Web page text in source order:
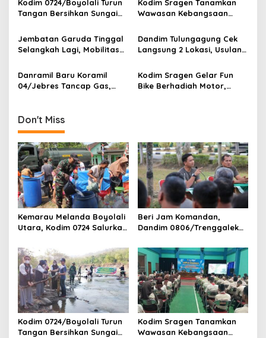
a
t
i
o
n
Kodim 0724/Boyolali Turun
Tangan Bersihkan Sungai
Kodim Sragen Tanamkan
Wawasan Kebangsaan
Pelajar Tentang Hal Ini
Jembatan Garuda Tinggal
Selangkah Lagi, Mobilitas
Pulih
Dandim Tulungagung Cek
Langsung 2 Lokasi, Usulan
Disiapkan Berdasarkan
Kondisi Lapangan
Danramil Baru Koramil
04/Jebres Tancap Gas,
Pemerintah Kelurahan
Kodim Sragen Gelar Fun
Bike Berhadiah Motor,
Don't Miss
Kemarau Melanda Boyolali
Utara, Kodim 0724 Salurkan
Beri Jam Komandan,
Dandim 0806/Trenggalek
Kodim 0724/Boyolali Turun
Tangan Bersihkan Sungai
Kodim Sragen Tanamkan
Wawasan Kebangsaan